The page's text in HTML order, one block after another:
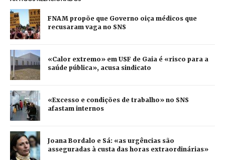
FNAM propõe que Governo oiça médicos que
recusaram vaga no SNS
«Calor extremo» em USF de Gaia é «risco para a
saúde pública», acusa sindicato
«Excesso e condições de trabalho» no SNS
afastam internos
Joana Bordalo e Sá: «as urgências são
asseguradas à custa das horas extraordinárias»